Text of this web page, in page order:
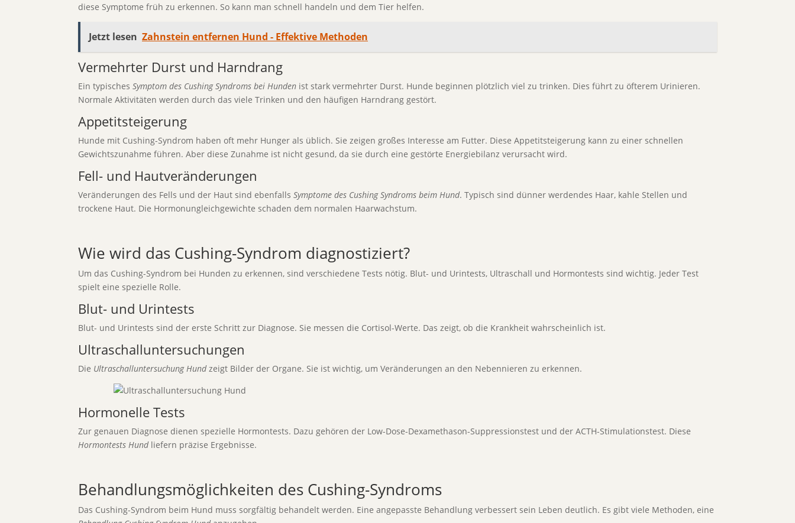
diese Symptome früh zu erkennen. So kann man schnell handeln und dem Tier helfen.
Jetzt lesen Zahnstein entfernen Hund - Effektive Methoden
Vermehrter Durst und Harndrang
Ein typisches Symptom des Cushing Syndroms bei Hunden ist stark vermehrter Durst. Hunde beginnen plötzlich viel zu trinken. Dies führt zu öfterem Urinieren.
Normale Aktivitäten werden durch das viele Trinken und den häufigen Harndrang gestört.
Appetitsteigerung
Hunde mit Cushing-Syndrom haben oft mehr Hunger als üblich. Sie zeigen großes Interesse am Futter. Diese Appetitsteigerung kann zu einer schnellen
Gewichtszunahme führen. Aber diese Zunahme ist nicht gesund, da sie durch eine gestörte Energiebilanz verursacht wird.
Fell- und Hautveränderungen
Veränderungen des Fells und der Haut sind ebenfalls Symptome des Cushing Syndroms beim Hund. Typisch sind dünner werdendes Haar, kahle Stellen und
trockene Haut. Die Hormonungleichgewichte schaden dem normalen Haarwachstum.
Wie wird das Cushing-Syndrom diagnostiziert?
Um das Cushing-Syndrom bei Hunden zu erkennen, sind verschiedene Tests nötig. Blut- und Urintests, Ultraschall und Hormontests sind wichtig. Jeder Test
spielt eine spezielle Rolle.
Blut- und Urintests
Blut- und Urintests sind der erste Schritt zur Diagnose. Sie messen die Cortisol-Werte. Das zeigt, ob die Krankheit wahrscheinlich ist.
Ultraschalluntersuchungen
Die Ultraschalluntersuchung Hundzeigt Bilder der Organe. Sie ist wichtig, um Veränderungen an den Nebennieren zu erkennen.
Hormonelle Tests
Zur genauen Diagnose dienen spezielle Hormontests. Dazu gehören der Low-Dose-Dexamethason-Suppressionstest und der ACTH-Stimulationstest. Diese
Hormontests Hundliefern präzise Ergebnisse.
Behandlungsmöglichkeiten des Cushing-Syndroms
Das Cushing-Syndrom beim Hund muss sorgfältig behandelt werden. Eine angepasste Behandlung verbessert sein Leben deutlich. Es gibt viele Methoden, eine